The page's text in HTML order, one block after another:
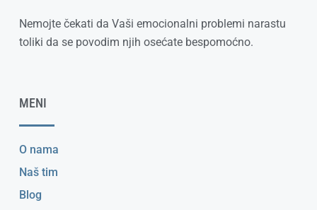
Nemojte čekati da Vaši emocionalni problemi narastu
toliki da se povodim njih osećate bespomoćno.
MENI
O nama
Naš tim
Blog